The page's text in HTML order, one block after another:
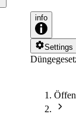
info
Settings